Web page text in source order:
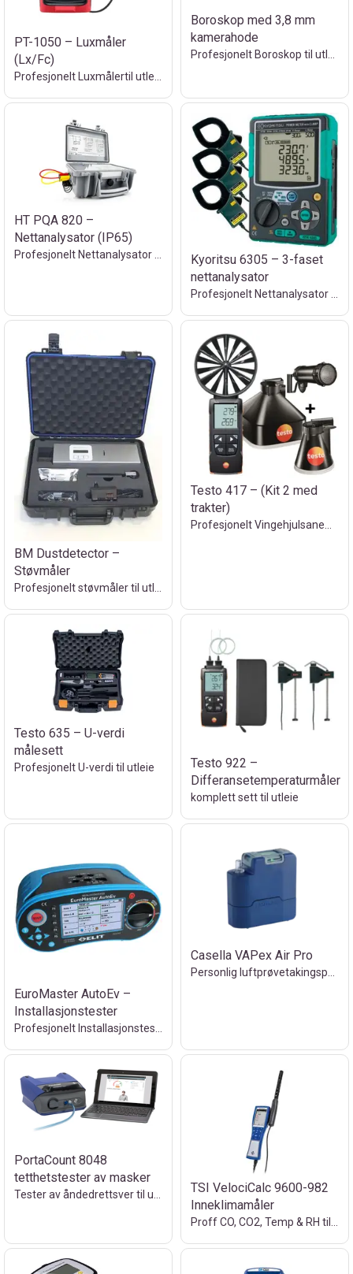
PT-1050 – Luxmåler
(Lx/Fc)
Boroskop med 3,8 mm
kamerahode
HT PQA 820 –
Nettanalysator (IP65)
Kyoritsu 6305 – 3-faset
nettanalysator
BM Dustdetector –
Støvmåler
Profesjonelt støvmåler til utleie
Testo 417 – (Kit 2 med
trakter)
Testo 635 – U-verdi
målesett
Profesjonelt U-verdi til utleie
Testo 922 –
Differansetemperaturmåler
komplett sett til utleie
EuroMaster AutoEv –
Installasjonstester
Casella VAPex Air Pro
PortaCount 8048
tetthetstester av masker
Tester av åndedrettsver til utleie
TSI VelociCalc 9600-982
Inneklimamåler